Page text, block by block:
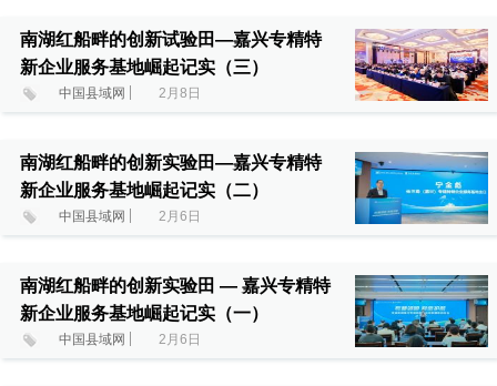
南湖红船畔的创新试验田—嘉兴专精特
新企业服务基地崛起记实（三）
中国县域网 2月8日
南湖红船畔的创新实验田—嘉兴专精特
新企业服务基地崛起记实（二）
中国县域网 2月6日
南湖红船畔的创新实验田 — 嘉兴专精特
新企业服务基地崛起记实（一）
中国县域网 2月6日